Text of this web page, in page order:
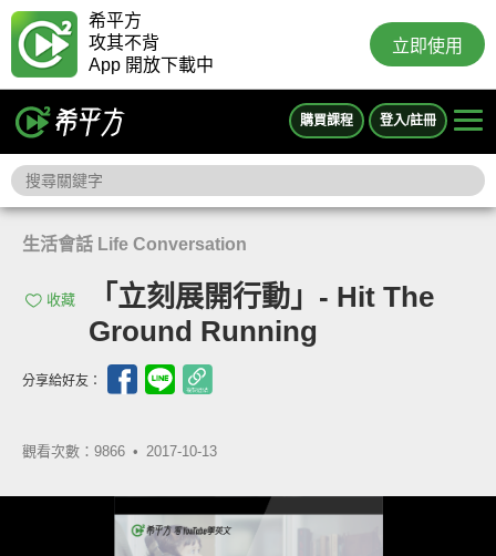
希平方
攻其不背
App 開放下載中
立即使用
購買課程 登入/註冊
生活會話 Life Conversation
收藏
「立刻展開行動」- Hit The
Ground Running
分享給好友：
觀看次數：9866 • 2017-10-13